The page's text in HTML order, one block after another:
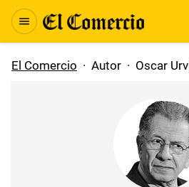
El Comercio · Autor · Oscar